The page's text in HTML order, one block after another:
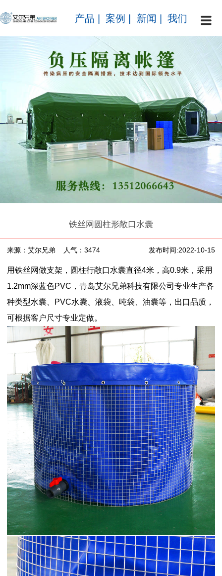
产品 案例 新闻 我们
铁丝网圆柱形敞口水囊
来源：艾尔兄弟 人气：3474 发布时间:2022-10-15
用铁丝网做支架，圆柱行敞口水囊直径4米 ，高0.9米，采用
1.2mm深蓝色PVC， 青岛艾尔兄弟科技有限公司专业生产各
种类型水囊、PVC水囊、液袋、吨袋、油囊等，出口品质，
可根据客户尺寸专业定做。